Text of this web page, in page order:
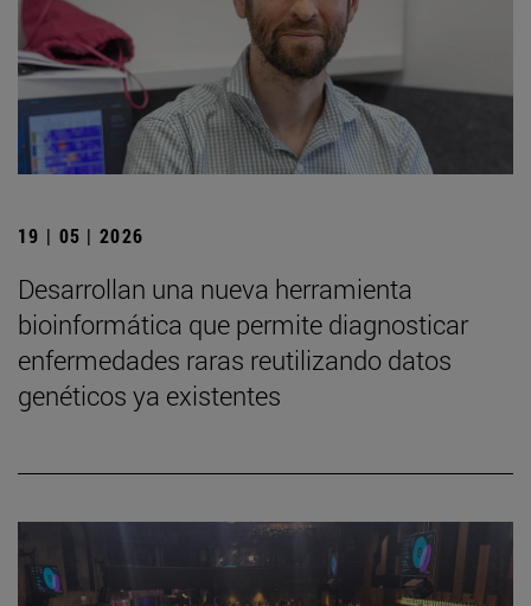
19 | 05 | 2026
Desarrollan una nueva herramienta
bioinformática que permite diagnosticar
enfermedades raras reutilizando datos
genéticos ya existentes